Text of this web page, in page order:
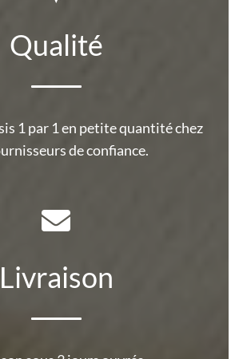
Qualité
1 par 1 en petite quantité chez
de confiance.
Livraison